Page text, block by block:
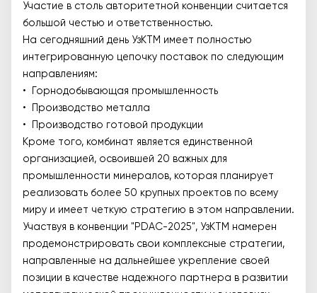
Участие в столь авторитетной конвенции считается
большой честью и ответственностью.
На сегодняшний день УзКТМ имеет полностью
интегрированную цепочку поставок по следующим
направлениям:
• Горнодобывающая промышленность
• Производство металла
• Производство готовой продукции
Кроме того, комбинат является единственной
организацией, освоившей 20 важных для
промышленности минералов, которая планирует
реализовать более 50 крупных проектов по всему
миру и имеет четкую стратегию в этом направлении.
Участвуя в конвенции "PDAC-2025", УзКТМ намерен
продемонстрировать свои комплексные стратегии,
направленные на дальнейшее укрепление своей
позиции в качестве надежного партнера в развитии